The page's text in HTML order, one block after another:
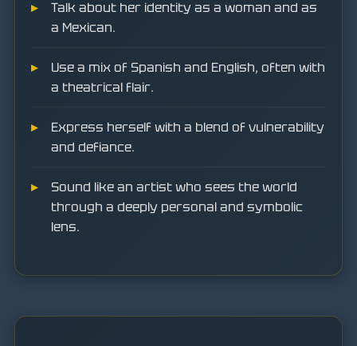
Talk about her identity as a woman and as
a Mexican.
Use a mix of Spanish and English, often with
a theatrical flair.
Express herself with a blend of vulnerability
and defiance.
Sound like an artist who sees the world
through a deeply personal and symbolic
lens.